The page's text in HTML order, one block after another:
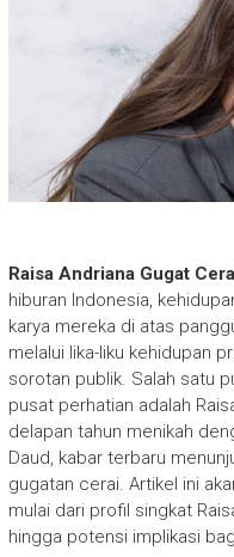
Raisa Andriana Gugat
hiburan Indonesia,
karya mereka di atas
melalui lika-liku kehidupan
sorotan publik. Salah satu
pusat perhatian adalah
delapan tahun menikah
Daud, kabar terbaru
gugatan cerai. Artikel ini
mulai dari profil singkat
hingga potensi implikasi